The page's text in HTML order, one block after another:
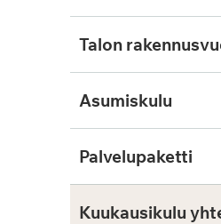
Talon
Asumiskulu
Palvelupaketti
Kuukausikulu